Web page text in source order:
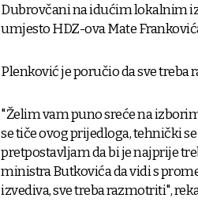
Dubrovčani na idućim lokalnim
umjesto HDZ-ova Mate
Plenković je poručio da sve treba
"Želim vam puno sreće na
se tiče ovog prijedloga, tehnički
pretpostavljam da bi je najprije
ministra Butkovića da vidi s
izvediva, sve treba razmotriti",